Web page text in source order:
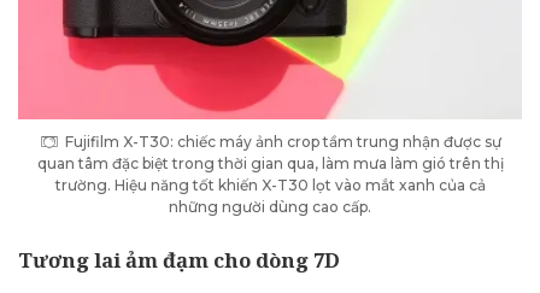
Fujifilm X-T30: chiếc máy ảnh crop tầm trung nhận được sự
quan tâm đặc biệt trong thời gian qua, làm mưa làm gió trên thị
trường. Hiệu năng tốt khiến X-T30 lọt vào mắt xanh của cả
những người dùng cao cấp.
Tương lai ảm đạm cho dòng 7D